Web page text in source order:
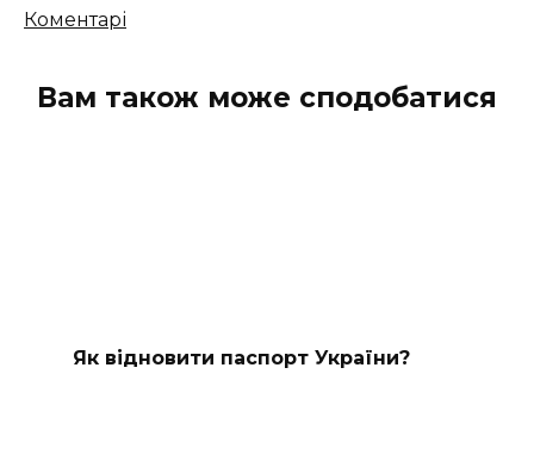
Кількість
Коментарі
Вам також може сподобатися
Як відновити паспорт України?